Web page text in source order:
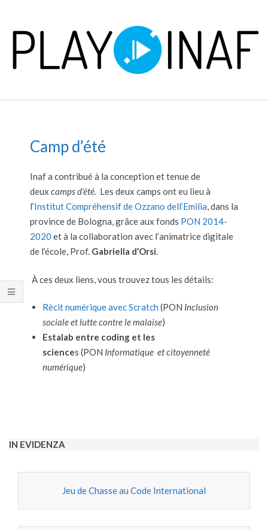
content
P
Camp d’été
Inaf a contribué à la conception et tenue de
deux camps d’été. Les deux camps ont eu lieu à
l’Institut Compréhensif de Ozzano dell’Emilia, dans la
province de Bologna, grâce aux fonds PON 2014-
2020 et à la collaboration avec l’animatrice digitale
de l’école, Prof. Gabriella d’Orsi.
À ces deux liens, vous trouvez tous les détails:
Rècit numérique avec Scratch (PON Inclusion
sociale et lutte contre le malaise)
Estalab entre coding et les
sciences (PON Informatique et citoyenneté
numérique)
27
IN EVIDENZA
Jeu de Chasse au Code International